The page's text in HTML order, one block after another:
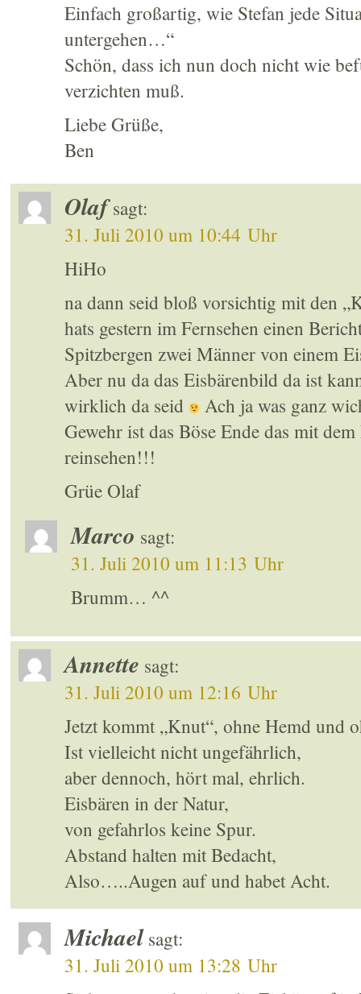
Einfach großartig, wie Stefan jede
untergehen…“
Schön, dass ich nun doch nicht wie
verzichten muß.
Liebe Grüße,
Ben
Olaf sagt:
31. Juli 2010 um 10:44 Uhr
HiHo
na dann seid bloß vorsichtig mit den
hats gestern im Fernsehen einen
Spitzbergen zwei Männer von einem
Aber nu da das Eisbärenbild da ist
wirklich da seid
Ach ja was ganz
Gewehr ist das Böse Ende das mit
reinsehen!!!
Grüe Olaf
Marco sagt:
31. Juli 2010 um 11:13 Uhr
Brumm… ^^
Annette sagt:
31. Juli 2010 um 12:16 Uhr
Jetzt kommt „Knut“, ohne Hemd und
Ist vielleicht nicht ungefährlich,
aber dennoch, hört mal, ehrlich.
Eisbären in der Natur,
von gefahrlos keine Spur.
Abstand halten mit Bedacht,
Also…..Augen auf und habet Acht.
Michael sagt:
31. Juli 2010 um 13:28 Uhr